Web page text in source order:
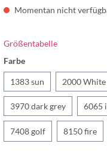
Momentan nicht
Größentabelle
Farbe
1383 sun 2000 White
3970 dark grey 6065
7408 golf 8150 fire